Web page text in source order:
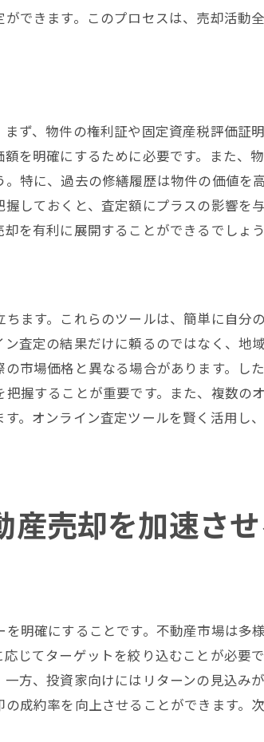
価格交渉での失敗事例
向けたフィードバック
基にした資産管理
活かした新たな投資戦略
から見た売却後の手続き
スの全体像を理解する
との詳細なスケジュール
資金繰りのポイント
での専門家の役割
すすめのオンラインリソース
験談から学ぶ要点
との具体的な成功事例
再現するための準備
ディで見る売却プロセス
できます。このプロセスは、売却活動
ず、物件の権利証や固定資産税評価証
を明確にするために必要です。また、
特に、過去の修繕履歴は物件の価値を
しておくと、査定額にプラスの影響を
を有利に展開することができるでしょ
ます。これらのツールは、簡単に自分
査定の結果だけに頼るのではなく、地
市場価格と異なる場合があります。し
握することが重要です。また、複数の
。オンライン査定ツールを賢く活用し
産売却を加速さ
明確にすることです。不動産市場は多
じてターゲットを絞り込むことが必要
方、投資家向けにはリターンの見込み
成約率を向上させることができます。